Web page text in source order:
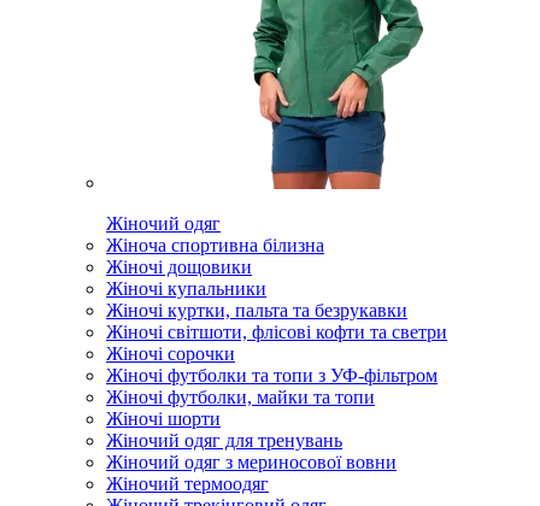
Жіночий одяг
Жіноча спортивна білизна
Жіночі дощовики
Жіночі купальники
Жіночі куртки, пальта та безрукавки
Жіночі світшоти, флісові кофти та светри
Жіночі сорочки
Жіночі футболки та топи з УФ-фільтром
Жіночі футболки, майки та топи
Жіночі шорти
Жіночий одяг для тренувань
Жіночий одяг з мериносової вовни
Жіночий термоодяг